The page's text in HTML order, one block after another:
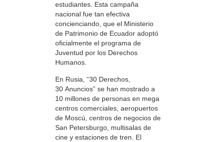
estudiantes. Esta campaña
nacional fue tan efectiva
concienciando, que el Ministerio
de Patrimonio de Ecuador adoptó
oficialmente el programa de
Juventud por los Derechos
Humanos.
En Rusia, “30 Derechos,
30 Anuncios” se han mostrado a
10 millones de personas en mega
centros comerciales, aeropuertos
de Moscú, centros de negocios de
San Petersburgo, multisalas de
cine y estaciones de tren. El